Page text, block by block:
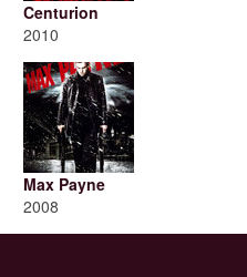
Centurion
2010
Max Payne
2008